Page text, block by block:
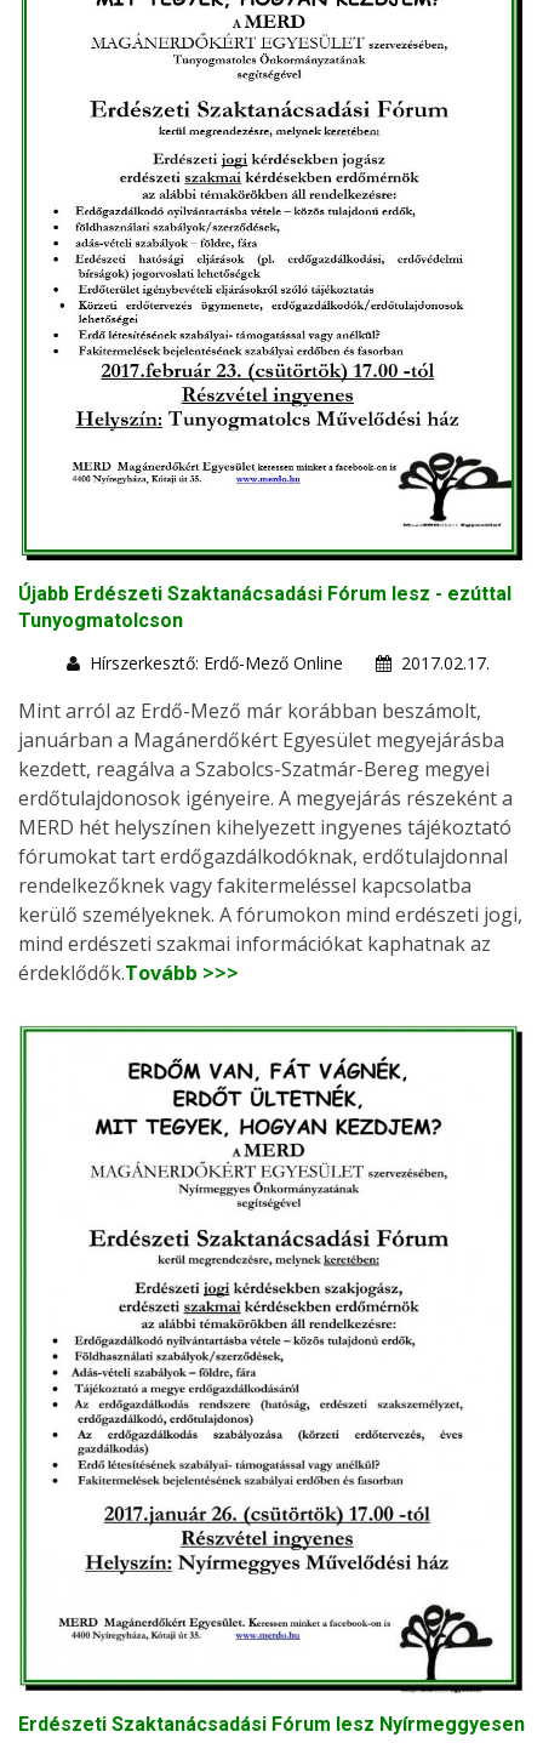
Újabb Erdészeti Szaktanácsadási Fórum lesz - ezúttal
Tunyogmatolcson
Hírszerkesztő: Erdő-Mező Online
2017.02.17.
Mint arról az Erdő-Mező már korábban beszámolt,
januárban a Magánerdőkért Egyesület megyejárásba
kezdett, reagálva a Szabolcs-Szatmár-Bereg megyei
erdőtulajdonosok igényeire. A megyejárás részeként a
MERD hét helyszínen kihelyezett ingyenes tájékoztató
fórumokat tart erdőgazdálkodóknak, erdőtulajdonnal
rendelkezőknek vagy fakitermeléssel kapcsolatba
kerülő személyeknek. A fórumokon mind erdészeti jogi,
mind erdészeti szakmai információkat kaphatnak az
érdeklődők.Tovább >>>
Erdészeti Szaktanácsadási Fórum lesz Nyírmeggyesen